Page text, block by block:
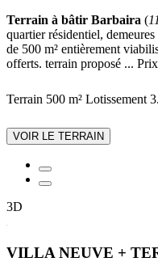
Terrain à bâtir Barbaira (
quartier résidentiel,
de 500 m² entièrement
offerts. terrain proposé ...
Terrain 500 m² Lotissement
VOIR LE TERRAIN
3D
VILLA NEUVE +